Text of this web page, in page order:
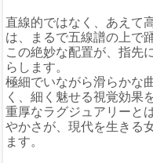
直線的ではなく、あえて
は、まるで五線譜の上で
この絶妙な配置が、指先
らします。
極細でいながら滑らかな
く、細く魅せる視覚効果
重厚なラグジュアリーと
やかさが、現代を生きる
ます。